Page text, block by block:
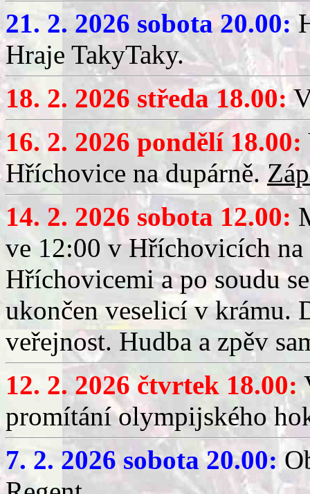
21. 2. 2026 sobota 20.00:
Hraje TakyTaky.
18. 2. 2026 středa 18.00:
16. 2. 2026 pondělí 18.00:
Hříchovice na dupárně.
14. 2. 2026 sobota 12.00:
ve 12:00 v Hříchovicích
Hříchovicemi a po soudu
ukončen veselicí v krámu.
veřejnost. Hudba a zpěv
12. 2. 2026 čtvrtek 18.00:
promítání olympijského
7. 2. 2026 sobota 20.00: